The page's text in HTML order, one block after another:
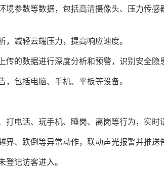
境参数等数据，包括高清摄像头、压力传
减轻云端压力，提高响应速度。
的数据进行深度分析和预警，识别安全隐
包括电脑、手机、平板等设备。
电话、玩手机、睡岗、离岗等行为，实时
、跌倒等异常动作，联动声光报警并推送
记访客进入。